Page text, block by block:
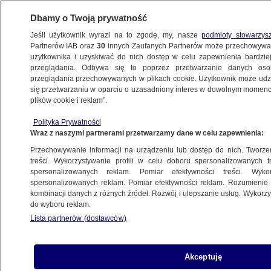
BIZNES
HANDEL
w górę
Oprac.Bartłomiej Ciepielewski
8.07.2026, 07:30
Posłuchaj artykułu
Czyta lektor AI
Dbamy o Twoją prywatność
Jeśli użytkownik wyrazi na to zgodę, my, naszepodmioty
Partnerów IAB oraz30 innych Zaufanych Partnerów może
użytkownika i uzyskiwać do nich dostęp w celu zapewnienia
przeglądania. Odbywa się to poprzez przetwarzanie danych
przeglądania przechowywanych w plikach cookie. Użytkownik może
się przetwarzaniu w oparciu o uzasadniony interes w dowolnym
plików cookie i reklam”.
Polityka Prywatności
Wraz z naszymi partnerami przetwarzamy dane w celu zapewnienia:
Przechowywanie informacji na urządzeniu lub dostęp do nich.
treści. Wykorzystywanie profili w celu doboru spersonalizowanych
spersonalizowanych reklam. Pomiar efektywności treści.
spersonalizowanych reklam. Pomiar efektywności reklam.
kombinacji danych z różnych źródeł. Rozwój i ulepszanie usług.
do wyboru reklam.
Lista partnerów (dostawców)
Akceptuję